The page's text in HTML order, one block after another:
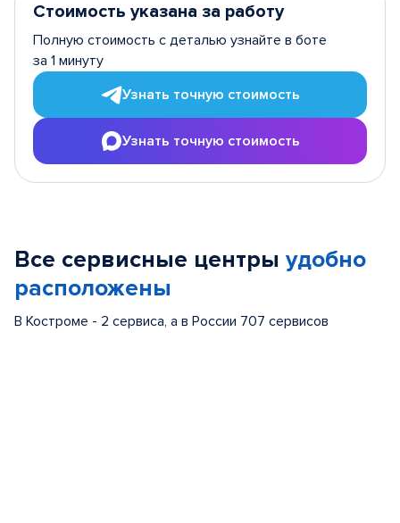
Стоимость указана за работу
Полную стоимость с деталью узнайте в боте
за 1 минуту
Узнать точную стоимость
Узнать точную стоимость
Все сервисные центры удобно
расположены
В Костроме - 2 сервиса, а в России 707 сервисов